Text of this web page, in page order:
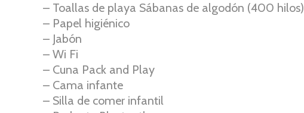
– Toallas de playa Sábanas de algodón (400 hilos)
– Papel higiénico
– Jabón
– Wi Fi
– Cuna Pack and Play
– Cama infante
– Silla de comer infantil